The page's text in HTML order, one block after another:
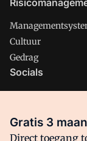
Cultuur
Gedrag
Socials
Facebook
Gratis 3
Direct toegang